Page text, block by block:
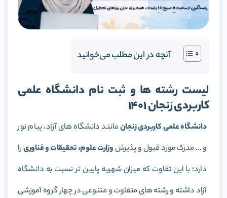
آنچه در این مطلب می‌خوانید
لیست رشته ها و ثبت نام دانشگاه علمی
کاربردی زنجان 1401
دانشگاه علمی کاربردی زنجانمانند دانشگاه های آزاد، پیام نور
و … مدرک مورد قبول و پذیرشوزارت علوم، تحقیقات و فناوریرا
دارد؛ با این تفاوت که میزان شهریه پایین تر نسبت به دانشگاه
آزاد داشته و رشته های متفاوت و متنوعی در چهار گروه آموزشی